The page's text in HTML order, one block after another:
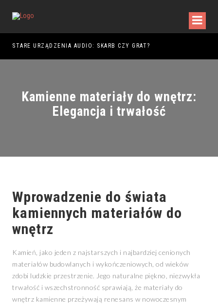
STARE URZĄDZENIA AUDIO: SKARB CZY GRAT?
Kamienne materiały do wnętrz:
Elegancja i trwałość
Wprowadzenie do świata
kamiennych materiałów do
wnętrz
Kamień, jako jeden z najstarszych i najbardziej cenionych
materiałów budowlanych i wykończeniowych, od wieków
zdobi ludzkie przestrzenie. Jego naturalne piękno, niezwykła
trwałość i wszechstronność sprawiają, że materiały do
wnętrz kamienne przeżywają renesans w nowoczesnym